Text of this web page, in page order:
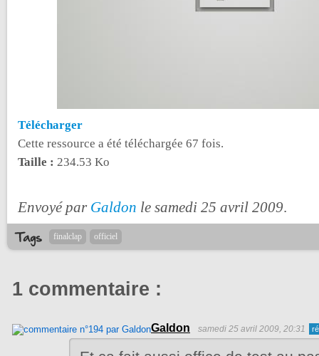
Télécharger
Cette ressource a été téléchargée 67 fois.
Taille : 234.53 Ko
Envoyé par Galdon le samedi 25 avril 2009.
finalclap officiel
1 commentaire :
Galdon samedi 25 avril 2009, 20:31